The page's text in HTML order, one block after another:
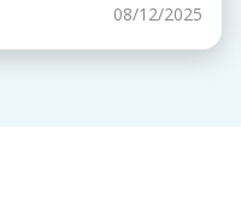
08/12/2025